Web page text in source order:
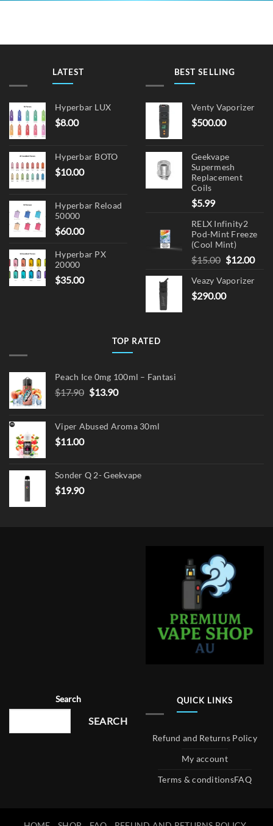
LATEST
Hyperbar LUX
$8.00
Hyperbar BOTO
$10.00
Hyperbar Reload
50000
$60.00
Hyperbar PX
20000
$35.00
BEST SELLING
Venty Vaporizer
$500.00
Geekvape
Supermesh
Replacement
Coils
$5.99
RELX Infinity2
Pod-Mint Freeze
(Cool Mint)
$15.00 Original
was:
$15.00.
$12.00
Veazy Vaporizer
$290.00
TOP RATED
Peach Ice 0mg 100ml – Fantasi
$17.90 Original
$17.90.
$13.90Current
$13.90.
Viper Abused Aroma 30ml
$11.00
Sonder Q 2- Geekvape
$19.90
Search
SEARCH
QUICK LINKS
Refund and Returns Policy
My account
Terms & conditionsFAQ